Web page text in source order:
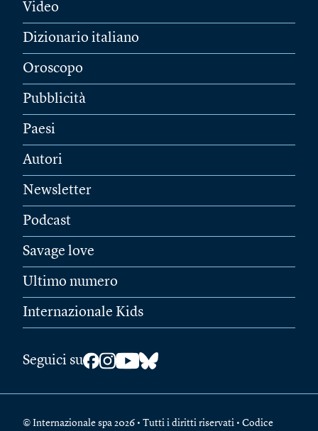
Video
Dizionario italiano
Oroscopo
Pubblicità
Paesi
Autori
Newsletter
Podcast
Savage love
Ultimo numero
Internazionale Kids
Seguici su
© Internazionale spa 2026 • Tutti i diritti riservati • Codice